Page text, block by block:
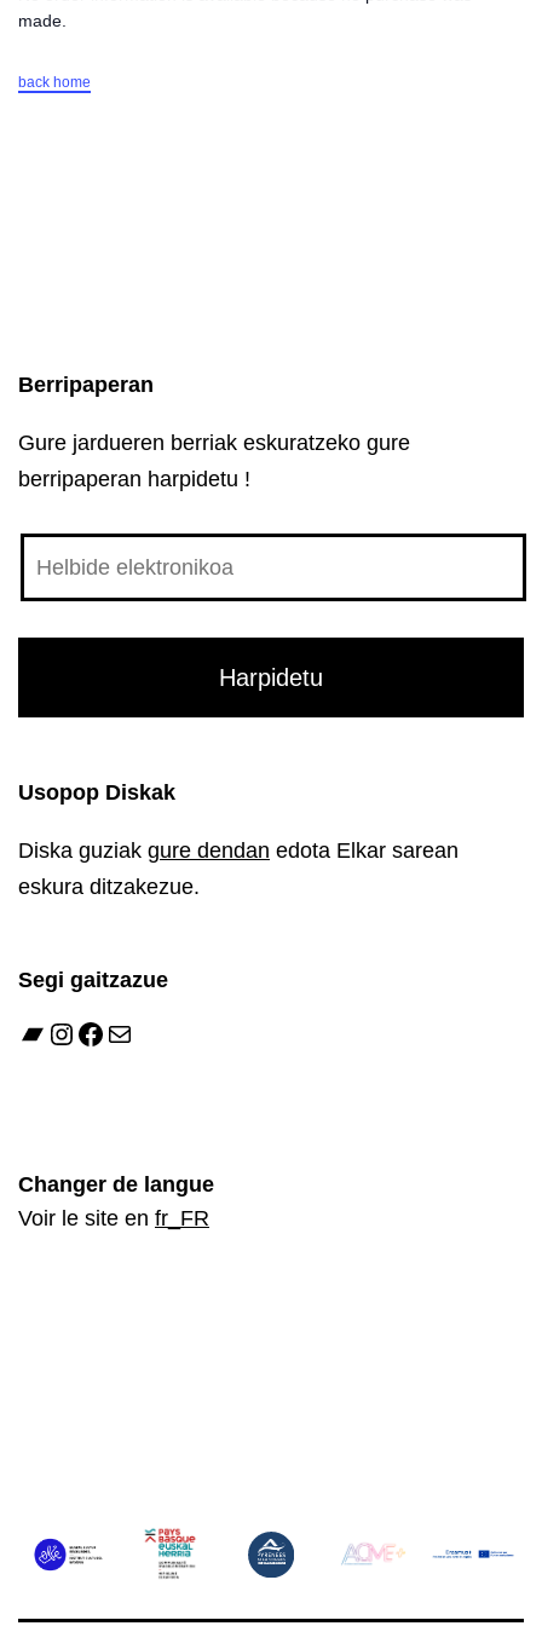
made.
back home
Berripaperan
Gure jardueren berriak eskuratzeko gure
berripaperan harpidetu !
Usopop Diskak
Diska guziak gure dendan edota Elkar sarean
eskura ditzakezue.
Segi gaitzazue
Bandcamp
Instagram
Facebook
Mail
Changer de langue
Voir le site en fr_FR